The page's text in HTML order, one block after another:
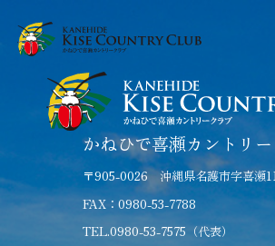
かねひで喜瀬カントリ
〒905-0026 沖縄県名護市字喜瀬
FAX：0980-53-7788
TEL.0980-53-7575（代表）